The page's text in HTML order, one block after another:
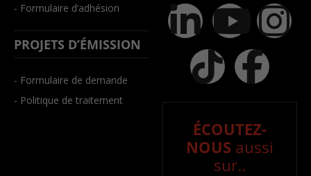
- Formulaire d’adhésion
PROJETS D’ÉMISSION
- Formulaire de demande
- Politique de traitement
ÉCOUTEZ-
NOUS aussi
sur..